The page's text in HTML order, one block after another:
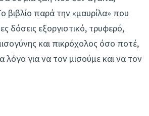
βιβλίο παρά την «μαυρίλα» που
δόσεις εξοργιστικό, τρυφερό,
και πικρόχολος όσο ποτέ,
για να τον μισούμε και να τον